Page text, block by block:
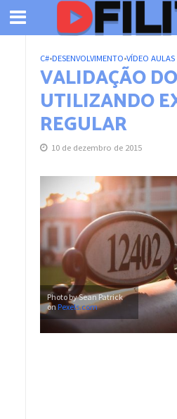
C#•DESENVOLVIMENTO•VÍDEO AULAS
VALIDAÇÃO
UTILIZANDO
REGULAR
10 de dezembro de 2015
Photo by Sean Patrick
onPexels.com